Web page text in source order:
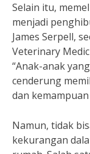
Selain itu,
menjadi
James Serpell,
Veterinary
“Anak-anak
cenderung
dan
Namun, tidak
kekurangan